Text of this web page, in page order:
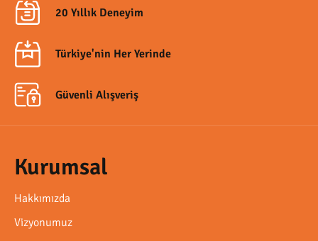
20 Yıllık Deneyim
Türkiye'nin Her Yerinde
Güvenli Alışveriş
Kurumsal
Hakkımızda
Vizyonumuz